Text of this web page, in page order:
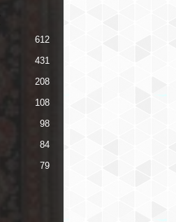
612
431
208
108
98
84
79